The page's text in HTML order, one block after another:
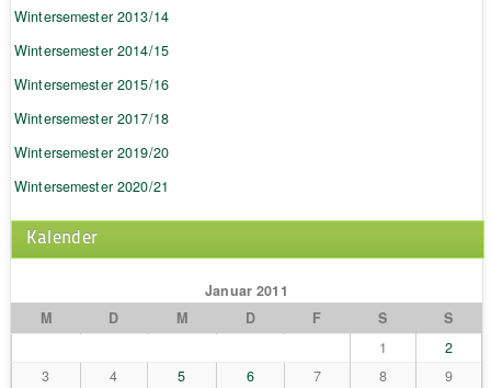
Wintersemester 2013/14
Wintersemester 2014/15
Wintersemester 2015/16
Wintersemester 2017/18
Wintersemester 2019/20
Wintersemester 2020/21
Kalender
Januar 2011
M
D M D F S
S
1
2
3
4 5 6 7 8
9